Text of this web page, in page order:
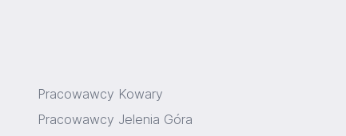
Pracowawcy Kowary
Pracowawcy Jelenia Góra